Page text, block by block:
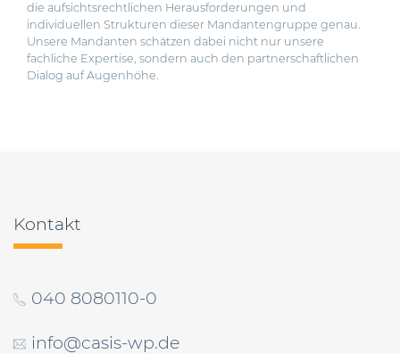
die aufsichtsrechtlichen Herausforderungen und
individuellen Strukturen dieser Mandantengruppe genau.
Unsere Mandanten schätzen dabei nicht nur unsere
fachliche Expertise, sondern auch den partnerschaftlichen
Dialog auf Augenhöhe.
Kontakt
040 8080110-0
info@casis-wp.de